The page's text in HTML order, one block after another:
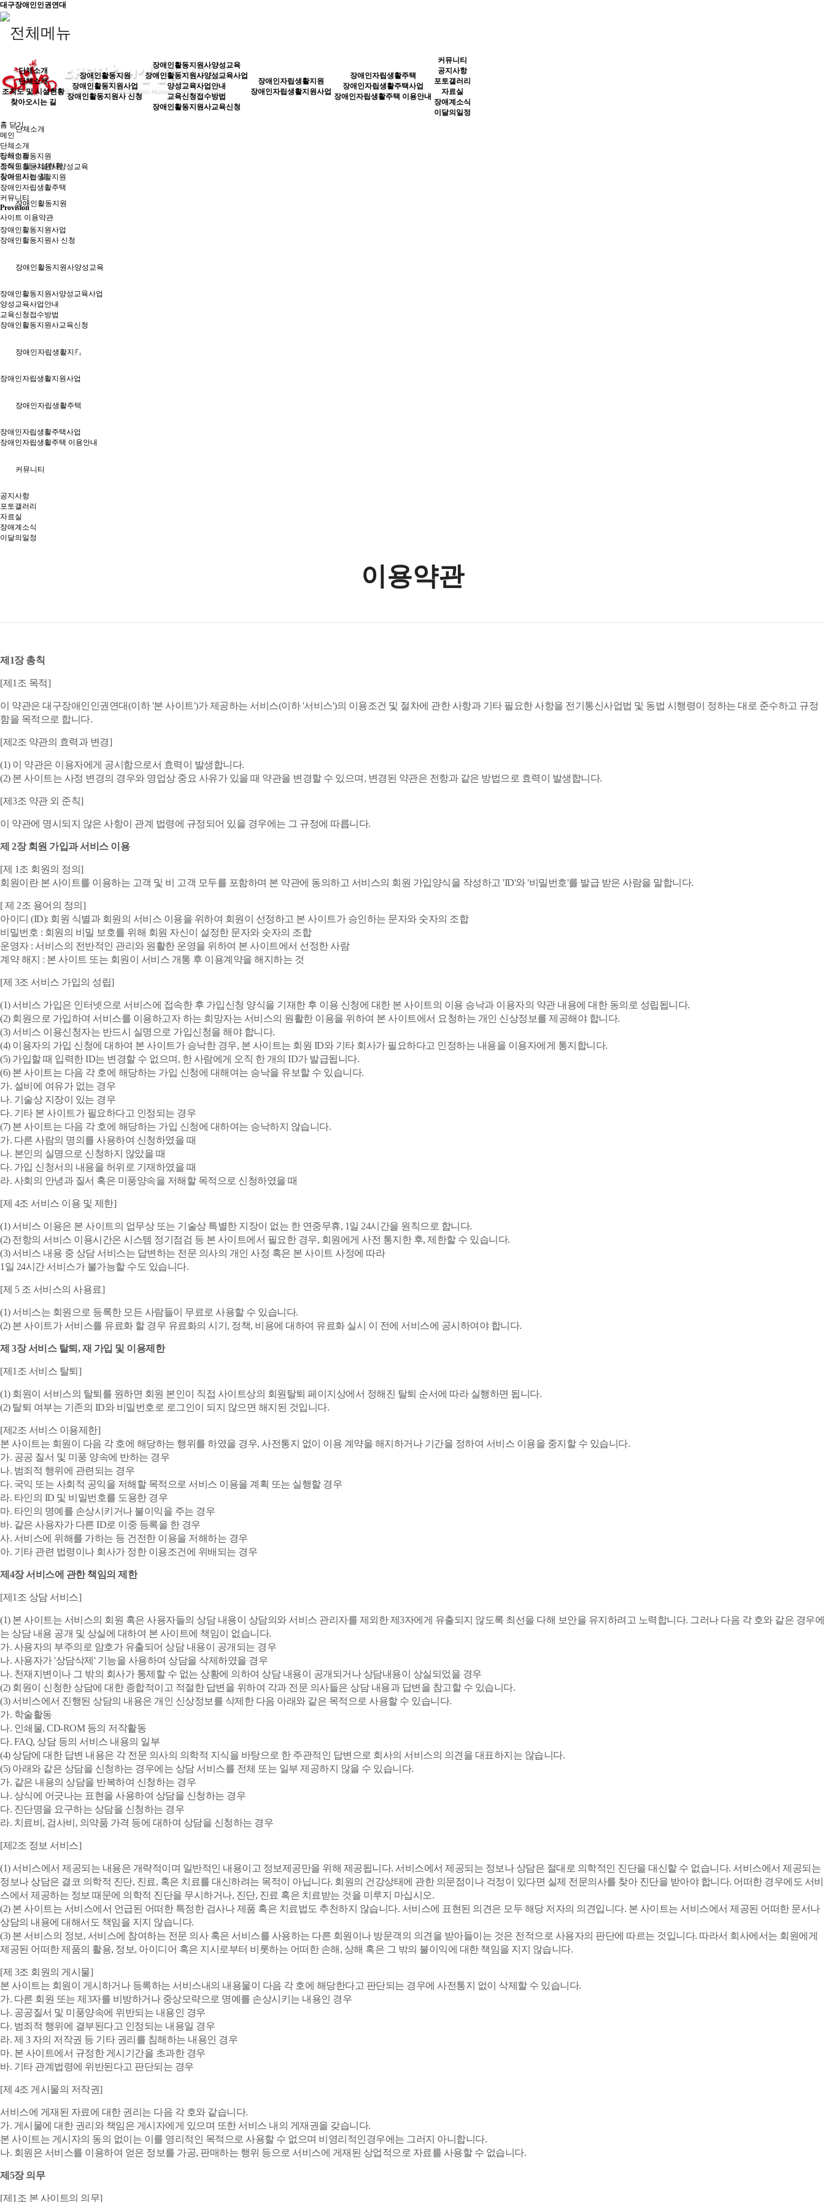
대구장애인인권연대
단체소개
단체소개
조직도 및 시설현황
찾아오시는 길
장애인활동지원
장애인활동지원사업
장애인활동지원사 신청
장애인활동지원사양성교육
장애인활동지원사양성교육사업
양성교육사업안내
교육신청접수방법
장애인활동지원사교육신청
장애인자립생활지원
장애인자립생활지원사업
장애인자립생활주택
장애인자립생활주택사업
장애인자립생활주택 이용안내
커뮤니티
공지사항
포토갤러리
자료실
장애계소식
이달의일정
단체소개
단체소개
조직도 및 시설현황
찾아오시는 길
장애인활동지원
장애인활동지원사업
장애인활동지원사 신청
장애인활동지원사양성교육
장애인활동지원사양성교육사업
양성교육사업안내
교육신청접수방법
장애인활동지원사교육신청
장애인자립생활지원
장애인자립생활지원사업
장애인자립생활주택
장애인자립생활주택사업
장애인자립생활주택 이용안내
커뮤니티
공지사항
포토갤러리
자료실
장애계소식
이달의일정
홈 닫기
메인
단체소개
장애인활동지원
장애인활동지원사양성교육
장애인자립생활지원
장애인자립생활주택
커뮤니티
Provision
사이트 이용약관
이용약관
> 이용약관
이용약관
제1장 총칙
[제1조 목적]
이 약관은 대구장애인인권연대(이하 '본 사이트')가 제공하는 서비스(이하 '서비스')의 이용조건 및 절차에 관한 사항과 기타 필요한 사항을 전기통신사업법 및 동법 시행령이 정하는 대로 준수하고 규정
함을 목적으로 합니다.
[제2조 약관의 효력과 변경]
(1) 이 약관은 이용자에게 공시함으로서 효력이 발생합니다.
(2) 본 사이트는 사정 변경의 경우와 영업상 중요 사유가 있을 때 약관을 변경할 수 있으며, 변경된 약관은 전항과 같은 방법으로 효력이 발생합니다.
[제3조 약관 외 준칙]
이 약관에 명시되지 않은 사항이 관계 법령에 규정되어 있을 경우에는 그 규정에 따릅니다.
제 2장 회원 가입과 서비스 이용
[제 1조 회원의 정의]
회원이란 본 사이트를 이용하는 고객 및 비 고객 모두를 포함하며 본 약관에 동의하고 서비스의 회원 가입양식을 작성하고 'ID'와 '비밀번호'를 발급 받은 사람을 말합니다.
[ 제 2조 용어의 정의]
아이디 (ID): 회원 식별과 회원의 서비스 이용을 위하여 회원이 선정하고 본 사이트가 승인하는 문자와 숫자의 조합
비밀번호 : 회원의 비밀 보호를 위해 회원 자신이 설정한 문자와 숫자의 조합
운영자 : 서비스의 전반적인 관리와 원활한 운영을 위하여 본 사이트에서 선정한 사람
계약 해지 : 본 사이트 또는 회원이 서비스 개통 후 이용계약을 해지하는 것
[제 3조 서비스 가입의 성립]
(1) 서비스 가입은 인터넷으로 서비스에 접속한 후 가입신청 양식을 기재한 후 이용 신청에 대한 본 사이트의 이용 승낙과 이용자의 약관 내용에 대한 동의로 성립됩니다.
(2) 회원으로 가입하여 서비스를 이용하고자 하는 희망자는 서비스의 원활한 이용을 위하여 본 사이트에서 요청하는 개인 신상정보를 제공해야 합니다.
(3) 서비스 이용신청자는 반드시 실명으로 가입신청을 해야 합니다.
(4) 이용자의 가입 신청에 대하여 본 사이트가 승낙한 경우, 본 사이트는 회원 ID와 기타 회사가 필요하다고 인정하는 내용을 이용자에게 통지합니다.
(5) 가입할 때 입력한 ID는 변경할 수 없으며, 한 사람에게 오직 한 개의 ID가 발급됩니다.
(6) 본 사이트는 다음 각 호에 해당하는 가입 신청에 대해여는 승낙을 유보할 수 있습니다.
가. 설비에 여유가 없는 경우
나. 기술상 지장이 있는 경우
다. 기타 본 사이트가 필요하다고 인정되는 경우
(7) 본 사이트는 다음 각 호에 해당하는 가입 신청에 대하여는 승낙하지 않습니다.
가. 다른 사람의 명의를 사용하여 신청하였을 때
나. 본인의 실명으로 신청하지 않았을 때
다. 가입 신청서의 내용을 허위로 기재하였을 때
라. 사회의 안녕과 질서 혹은 미풍양속을 저해할 목적으로 신청하였을 때
[제 4조 서비스 이용 및 제한]
(1) 서비스 이용은 본 사이트의 업무상 또는 기술상 특별한 지장이 없는 한 연중무휴, 1일 24시간을 원칙으로 합니다.
(2) 전항의 서비스 이용시간은 시스템 정기점검 등 본 사이트에서 필요한 경우, 회원에게 사전 통지한 후, 제한할 수 있습니다.
(3) 서비스 내용 중 상담 서비스는 답변하는 전문 의사의 개인 사정 혹은 본 사이트 사정에 따라
1일 24시간 서비스가 불가능할 수도 있습니다.
[제 5 조 서비스의 사용료]
(1) 서비스는 회원으로 등록한 모든 사람들이 무료로 사용할 수 있습니다.
(2) 본 사이트가 서비스를 유료화 할 경우 유료화의 시기, 정책, 비용에 대하여 유료화 실시 이 전에 서비스에 공시하여야 합니다.
제 3장 서비스 탈퇴, 재 가입 및 이용제한
[제1조 서비스 탈퇴]
(1) 회원이 서비스의 탈퇴를 원하면 회원 본인이 직접 사이트상의 회원탈퇴 페이지상에서 정해진 탈퇴 순서에 따라 실행하면 됩니다.
(2) 탈퇴 여부는 기존의 ID와 비밀번호로 로그인이 되지 않으면 해지된 것입니다.
[제2조 서비스 이용제한]
본 사이트는 회원이 다음 각 호에 해당하는 행위를 하였을 경우, 사전통지 없이 이용 계약을 해지하거나 기간을 정하여 서비스 이용을 중지할 수 있습니다.
가. 공공 질서 및 미풍 양속에 반하는 경우
나. 범죄적 행위에 관련되는 경우
다. 국익 또는 사회적 공익을 저해할 목적으로 서비스 이용을 계획 또는 실행할 경우
라. 타인의 ID 및 비밀번호를 도용한 경우
마. 타인의 명예를 손상시키거나 불이익을 주는 경우
바. 같은 사용자가 다른 ID로 이중 등록을 한 경우
사. 서비스에 위해를 가하는 등 건전한 이용을 저해하는 경우
아. 기타 관련 법령이나 회사가 정한 이용조건에 위배되는 경우
제4장 서비스에 관한 책임의 제한
[제1조 상담 서비스]
(1) 본 사이트는 서비스의 회원 혹은 사용자들의 상담 내용이 상담의와 서비스 관리자를 제외한 제3자에게 유출되지 않도록 최선을 다해 보안을 유지하려고 노력합니다. 그러나 다음 각 호와 같은 경우에
는 상담 내용 공개 및 상실에 대하여 본 사이트에 책임이 없습니다.
가. 사용자의 부주의로 암호가 유출되어 상담 내용이 공개되는 경우
나. 사용자가 '상담삭제' 기능을 사용하여 상담을 삭제하였을 경우
나. 천재지변이나 그 밖의 회사가 통제할 수 없는 상황에 의하여 상담 내용이 공개되거나 상담내용이 상실되었을 경우
(2) 회원이 신청한 상담에 대한 종합적이고 적절한 답변을 위하여 각과 전문 의사들은 상담 내용과 답변을 참고할 수 있습니다.
(3) 서비스에서 진행된 상담의 내용은 개인 신상정보를 삭제한 다음 아래와 같은 목적으로 사용할 수 있습니다.
가. 학술활동
나. 인쇄물, CD-ROM 등의 저작활동
다. FAQ, 상담 등의 서비스 내용의 일부
(4) 상담에 대한 답변 내용은 각 전문 의사의 의학적 지식을 바탕으로 한 주관적인 답변으로 회사의 서비스의 의견을 대표하지는 않습니다.
(5) 아래와 같은 상담을 신청하는 경우에는 상담 서비스를 전체 또는 일부 제공하지 않을 수 있습니다.
가. 같은 내용의 상담을 반복하여 신청하는 경우
나. 상식에 어긋나는 표현을 사용하여 상담을 신청하는 경우
다. 진단명을 요구하는 상담을 신청하는 경우
라. 치료비, 검사비, 의약품 가격 등에 대하여 상담을 신청하는 경우
[제2조 정보 서비스]
(1) 서비스에서 제공되는 내용은 개략적이며 일반적인 내용이고 정보제공만을 위해 제공됩니다. 서비스에서 제공되는 정보나 상담은 절대로 의학적인 진단을 대신할 수 없습니다. 서비스에서 제공되는
정보나 상담은 결코 의학적 진단, 진료, 혹은 치료를 대신하려는 목적이 아닙니다. 회원의 건강상태에 관한 의문점이나 걱정이 있다면 실제 전문의사를 찾아 진단을 받아야 합니다. 어떠한 경우에도 서비
스에서 제공하는 정보 때문에 의학적 진단을 무시하거나, 진단, 진료 혹은 치료받는 것을 미루지 마십시오.
(2) 본 사이트는 서비스에서 언급된 어떠한 특정한 검사나 제품 혹은 치료법도 추천하지 않습니다. 서비스에 표현된 의견은 모두 해당 저자의 의견입니다. 본 사이트는 서비스에서 제공된 어떠한 문서나
상담의 내용에 대해서도 책임을 지지 않습니다.
(3) 본 서비스의 정보, 서비스에 참여하는 전문 의사 혹은 서비스를 사용하는 다른 회원이나 방문객의 의견을 받아들이는 것은 전적으로 사용자의 판단에 따르는 것입니다. 따라서 회사에서는 회원에게
제공된 어떠한 제품의 활용, 정보, 아이디어 혹은 지시로부터 비롯하는 어떠한 손해, 상해 혹은 그 밖의 불이익에 대한 책임을 지지 않습니다.
[제 3조 회원의 게시물]
본 사이트는 회원이 게시하거나 등록하는 서비스내의 내용물이 다음 각 호에 해당한다고 판단되는 경우에 사전통지 없이 삭제할 수 있습니다.
가. 다른 회원 또는 제3자를 비방하거나 중상모략으로 명예를 손상시키는 내용인 경우
나. 공공질서 및 미풍양속에 위반되는 내용인 경우
다. 범죄적 행위에 결부된다고 인정되는 내용일 경우
라. 제 3 자의 저작권 등 기타 권리를 침해하는 내용인 경우
마. 본 사이트에서 규정한 게시기간을 초과한 경우
바. 기타 관계법령에 위반된다고 판단되는 경우
[제 4조 게시물의 저작권]
서비스에 게재된 자료에 대한 권리는 다음 각 호와 같습니다.
가. 게시물에 대한 권리와 책임은 게시자에게 있으며 또한 서비스 내의 게재권을 갖습니다.
본 사이트는 게시자의 동의 없이는 이를 영리적인 목적으로 사용할 수 없으며 비영리적인경우에는 그러지 아니합니다.
나. 회원은 서비스를 이용하여 얻은 정보를 가공, 판매하는 행위 등으로 서비스에 게재된 상업적으로 자료를 사용할 수 없습니다.
제5장 의무
[제1조 본 사이트의 의무]